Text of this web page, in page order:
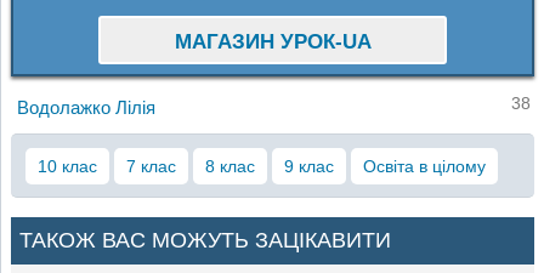
МАГАЗИН УРОК-UA
Водолажко Лілія 38
10 клас 7 клас 8 клас 9 клас Освіта в цілому
ТАКОЖ ВАС МОЖУТЬ ЗАЦІКАВИТИ